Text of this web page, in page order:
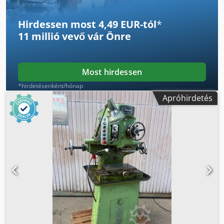
Biztosító: 2,2 V *
Hirdessen most 4,49 EUR-tól*
11 millió vevővár Önre
Most hirdessen
*hirdetésenként/hónap
Apróhirdetés